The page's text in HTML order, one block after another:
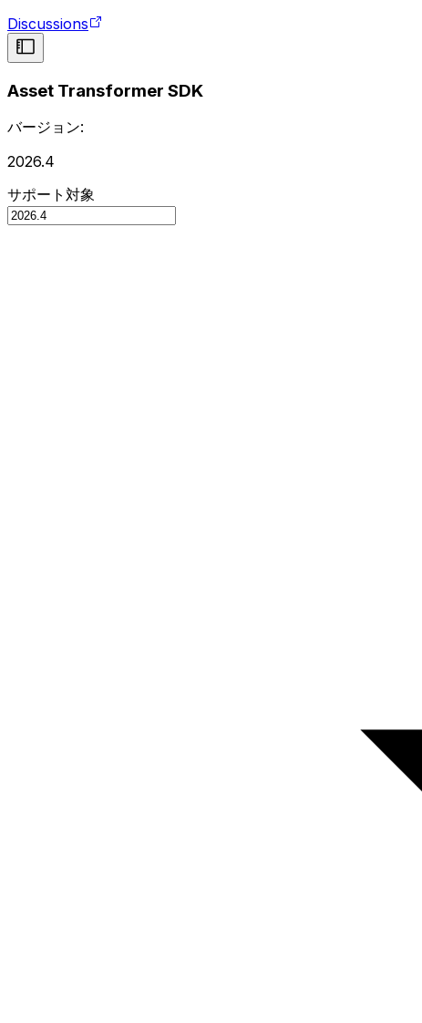
Discussions
Asset Transformer SDK
バージョン:
2026.4
サポート対象